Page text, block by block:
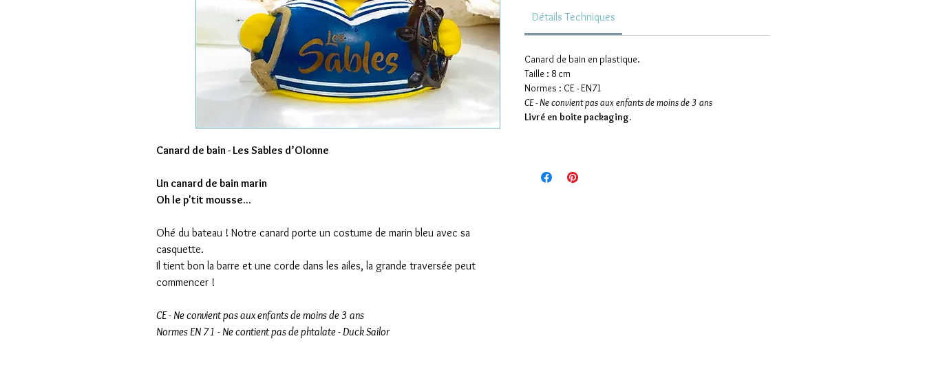
Canard de bain - Les Sables d’Olonne
Un canard de bain marin
Oh le p'tit mousse...
Ohé du bateau ! Notre canard porte un costume de marin bleu avec sa
casquette.
Il tient bon la barre et une corde dans les ailes, la grande traversée peut
commencer !
CE - Ne convient pas aux enfants de moins de 3 ans
Normes EN 71 - Ne contient pas de phtalate - Duck Sailor
Détails Techniques
Canard de bain en plastique.
Taille : 8 cm
Normes : CE - EN71
CE - Ne convient pas aux enfants de moins de 3 ans
Livré en boite packaging.